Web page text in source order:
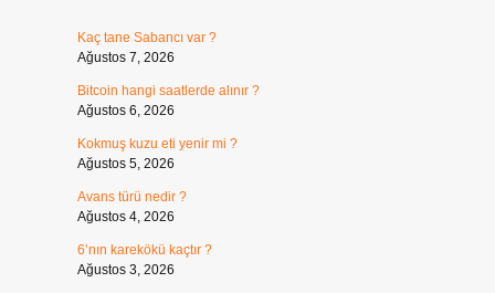
Kaç tane Sabancı var ?
Ağustos 7, 2026
Bitcoin hangi saatlerde alınır ?
Ağustos 6, 2026
Kokmuş kuzu eti yenir mi ?
Ağustos 5, 2026
Avans türü nedir ?
Ağustos 4, 2026
6’nın karekökü kaçtır ?
Ağustos 3, 2026